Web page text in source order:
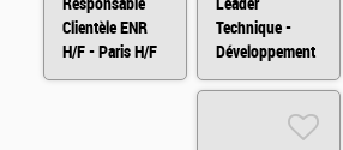
Clientèle ENR
H/F - Paris H/F
Technique -
Développement
Fullstack H/F